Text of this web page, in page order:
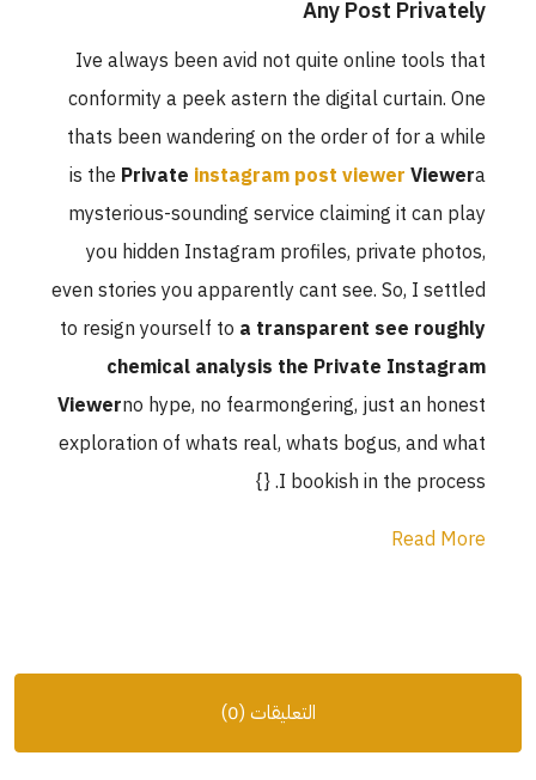
Any
Ive always been avid not quite
conformity a peek astern the digital
thats been wandering on the order
is thePrivateinstagram post
mysterious-sounding service
you hidden Instagram profiles,
even stories you apparently cant see.
to resign yourself toa transparent
chemical analysis the
Viewerno hype, no fearmongering,
exploration of whats real, whats
I bookish in